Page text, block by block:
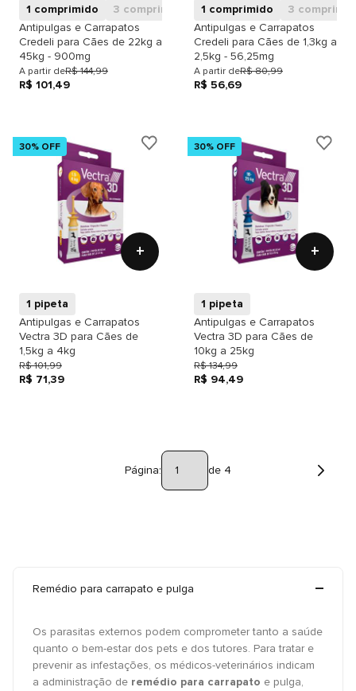
1 comprimido
3 comprimidos
Antipulgas e Carrapatos
Credeli para Cães de 22kg a
45kg - 900mg
A partir deR$ 144,99
R$ 101,49
1 comprimido
3
Antipulgas e Carrapatos
Credeli para Cães de 1,3kg a
2,5kg - 56,25mg
A partir deR$ 80,99
R$ 56,69
30% OFF
+
1 pipeta
Antipulgas e Carrapatos
Vectra 3D para Cães de
1,5kg a 4kg
R$ 101,99
R$ 71,39
30% OFF
+
1 pipeta
Antipulgas e Carrapatos
Vectra 3D para Cães de
10kg a 25kg
R$ 134,99
R$ 94,49
Página: de 4
Remédio para carrapato e pulga
Os parasitas externos podem comprometer tanto a saúde
quanto o bem-estar dos pets e dos tutores. Para tratar e
prevenir as infestações, os médicos-veterinários indicam
a administração de remédio para carrapato e pulga,